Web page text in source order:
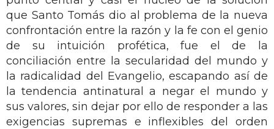
que Santo Tomás dio al problema de la nueva
confrontación entre la razón y la fe con el genio
de su intuición profética, fue el de la
conciliación entre la secularidad del mundo y
la radicalidad del Evangelio, escapando así de
la tendencia antinatural a negar el mundo y
sus valores, sin dejar por ello de responder a las
exigencias supremas e inflexibles del orden